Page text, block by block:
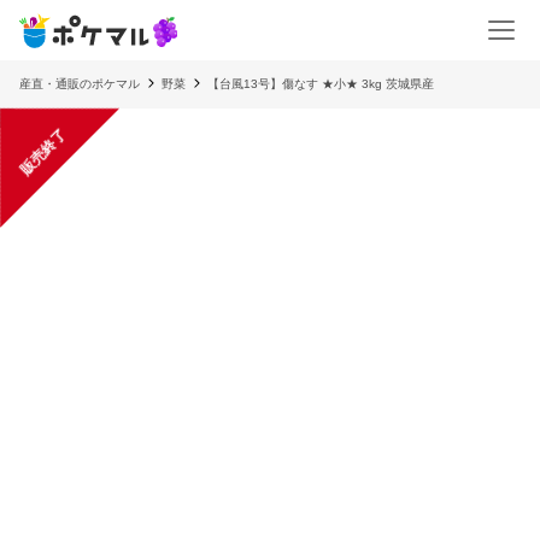
産直・通販のポケマル 野菜 【台風13号】傷なす ★小★ 3kg 茨城県産
販売終了